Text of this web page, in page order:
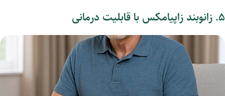
۵. زانوبند زاپیامکس با قابلیت درمانی